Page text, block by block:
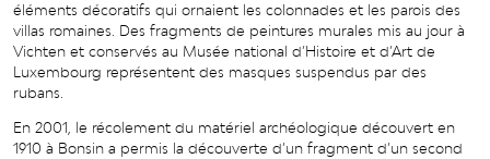
éléments décoratifs qui ornaient les colonnades et les parois des
villas romaines. Des fragments de peintures murales mis au jour à
Vichten et conservés au Musée national d’Histoire et d’Art de
Luxembourg représentent des masques suspendus par des
rubans.
En 2001, le récolement du matériel archéologique découvert en
1910 à Bonsin a permis la découverte d’un fragment d’un second